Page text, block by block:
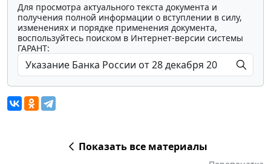
Для просмотра актуального текста документа и
получения полной информации о вступлении в силу,
изменениях и порядке применения документа,
воспользуйтесь поиском в Интернет-версии системы
ГАРАНТ:
Показать все материалы